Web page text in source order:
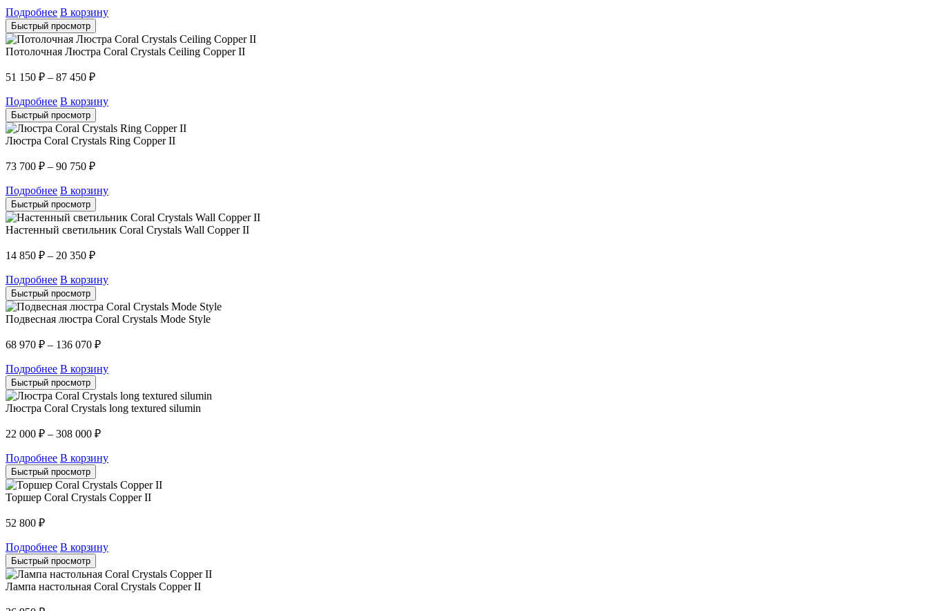
Подробнее В корзину
Быстрый просмотр
Потолочная Люстра Coral Crystals Ceiling Copper II
51 150 ₽ – 87 450 ₽
Подробнее В корзину
Быстрый просмотр
Люстра Coral Crystals Ring Copper II
73 700 ₽ – 90 750 ₽
Подробнее В корзину
Быстрый просмотр
Настенный светильник Coral Crystals Wall Copper II
14 850 ₽ – 20 350 ₽
Подробнее В корзину
Быстрый просмотр
Подвесная люстра Coral Crystals Mode Style
68 970 ₽ – 136 070 ₽
Подробнее В корзину
Быстрый просмотр
Люстра Coral Crystals long textured silumin
22 000 ₽ – 308 000 ₽
Подробнее В корзину
Быстрый просмотр
Торшер Coral Crystals Copper II
52 800 ₽
Подробнее В корзину
Быстрый просмотр
Лампа настольная Coral Crystals Copper II